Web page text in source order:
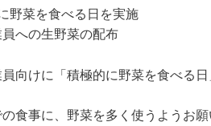
野菜を食べる日を実施
員への生野菜の配布
向けに「積極的に野菜を食べる日
食事に、野菜を多く使うようお願